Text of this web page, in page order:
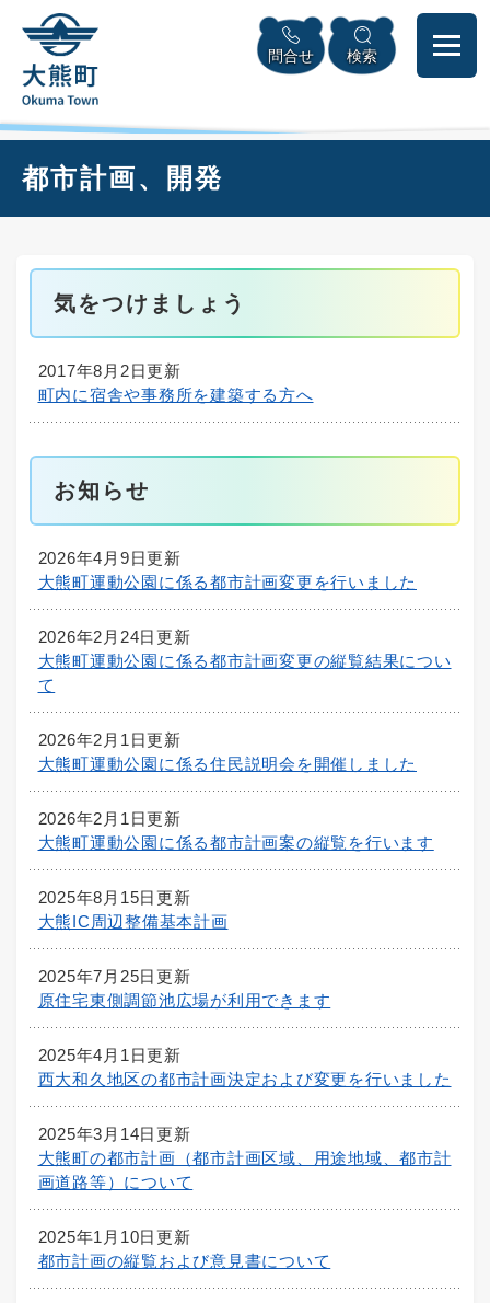
頭
メニューを飛ばして本文へ
問合せ 検索
都市計画、開発
気をつけましょう
2017年8月2日更新
町内に宿舎や事務所を建築する方へ
お知らせ
2026年4月9日更新
大熊町運動公園に係る都市計画変更を行いました
2026年2月24日更新
大熊町運動公園に係る都市計画変更の縦覧結果につい
て
2026年2月1日更新
大熊町運動公園に係る住民説明会を開催しました
2026年2月1日更新
大熊町運動公園に係る都市計画案の縦覧を行います
2025年8月15日更新
大熊IC周辺整備基本計画
2025年7月25日更新
原住宅東側調節池広場が利用できます
2025年4月1日更新
西大和久地区の都市計画決定および変更を行いました
2025年3月14日更新
大熊町の都市計画（都市計画区域、用途地域、都市計
画道路等）について
2025年1月10日更新
都市計画の縦覧および意見書について